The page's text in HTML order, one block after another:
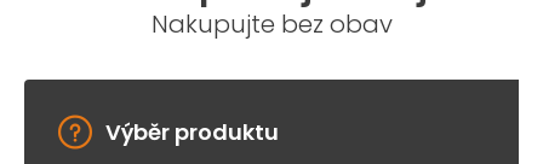
Nakupujte bez obav
Výběr produktu